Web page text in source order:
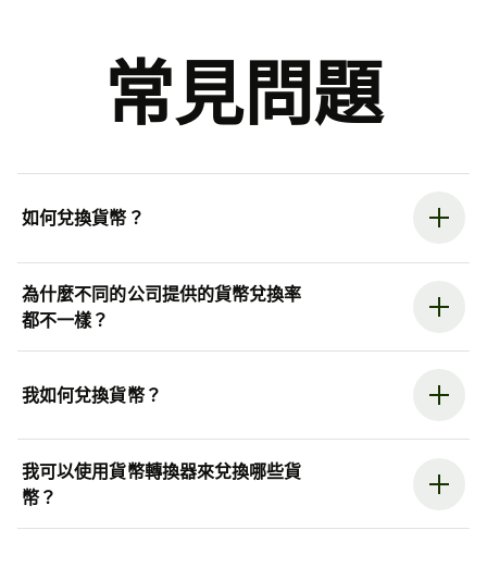
常見問題
如何兌換貨幣？
為什麼不同的公司提供的貨幣兌換率
都不一樣？
我如何兌換貨幣？
我可以使用貨幣轉換器來兌換哪些貨
幣？